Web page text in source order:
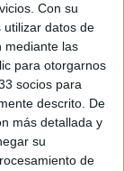
Con su
utilizar datos de
mediante las
para otorgarnos
socios para
descrito. De
más detallada y
su
de